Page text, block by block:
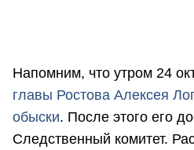
Напомним, что утром 24
главы Ростова Алексея
обыски. После этого его
Следственный комитет.